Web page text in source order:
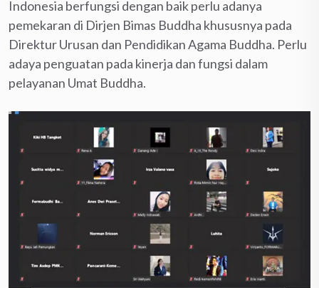
Indonesia berfungsi dengan baik perlu adanya
pemekaran di Dirjen Bimas Buddha khususnya pada
Direktur Urusan dan Pendidikan Agama Buddha. Perlu
adaya penguatan pada kinerja dan fungsi dalam
pelayanan Umat Buddha.